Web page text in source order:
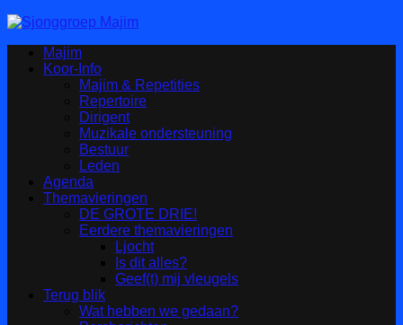
Majim
Koor-Info
Majim & Repetities
Repertoire
Dirigent
Muzikale ondersteuning
Bestuur
Leden
Agenda
Themavieringen
DE GROTE DRIE!
Eerdere themavieringen
Ljocht
Is dit alles?
Geef(t) mij vleugels
Terug blik
Wat hebben we gedaan?